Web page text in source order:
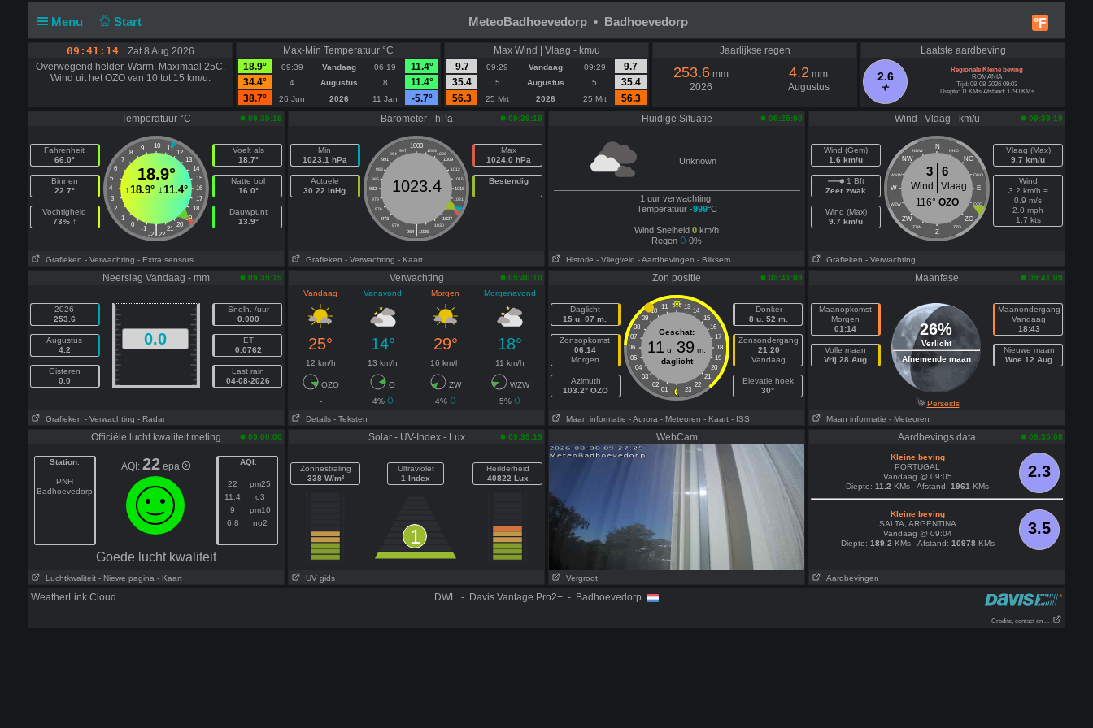
Menu Start °F
MeteoBadhoevedorp • Badhoevedorp
09:41:14
Zat 8 Aug 2026
Overwegend helder. Warm. Maximaal 25C.
Wind uit het OZO van 10 tot 15 km/u.
Max-Min Temperatuur °C
18.9°
09:39 Vandaag 06:19
11.4°
34.4°
4 Augustus 8
11.4°
38.7°
26 Jun 2026 11 Jan -5.7°
Max Wind | Vlaag - km/u
9.7
09:29 Vandaag 09:29
9.7
35.4
5 Augustus 5
35.4
56.3
25 Mrt 2026 25 Mrt 56.3
Jaarlijkse regen
253.6 mm
2026
4.2 mm
Augustus
Laatste aardbeving
2.6
Regionale Kleine beving
ROMANIA
Tijd: 08-08-2026 09:03
Diepte: 11 KMs Afstand: 1790 KMs
Temperatuur °C 09:39:19
Fahrenheit
66.0°
Binnen
22.7°
Vochtigheid
73% ↑
10
9 11
8
12
7
13
6
14
5
15
4
16
3
17
2
18
1
19
0
20
-1 21
|
-2 22
18.9°
↑18.9° ↓11.4°
Voelt als
18.7°
Natte bol
16.0°
Dauwpunt
13.9°
Grafieken - Verwachting - Extra sensors
Barometer - hPa 09:39:19
Min
1023.1 hPa
Actuele
30.22 inHg
1000
997 1003
994
1006
991
1009
988
1012
985
1015
982
1018
979
1021
976
1024
973
1027
970
1030
|
964 1036
1023.4
Max
1024.0 hPa
Bestendig
Grafieken - Verwachting - Kaart
Huidige Situatie 09:25:00
Unknown
1 uur verwachting:
Temperatuur -999°C
Wind Snelheid 0 km/h
Regen
0%
Historie - Vliegveld - Aardbevingen - Bliksem
Wind | Vlaag - km/u 09:39:19
Wind (Gem)
1.6 km/u
1 Bft
Zeer zwak
Wind (Max)
9.7 km/u
N
NNW NNO
NW NO
WNW ONO
W E
WZW OZO
ZW ZO
ZZW ZZO
Z
3 6
Wind
Vlaag
116° OZO
Vlaag (Max)
9.7 km/u
Wind
3.2 km/h =
0.9 m/s
2.0 mph
1.7 kts
Grafieken - Verwachting
Neerslag Vandaag - mm 09:39:19
2026
253.6
Augustus
4.2
Gisteren
0.0
0.0
Snelh. /uur
0.000
ET
0.0762
Last rain
04-08-2026
Grafieken - Verwachting - Radar
Verwachting
09:40:10
Vandaag
Vanavond Morgen Morgenavond
25° 14° 29° 18°
12 km/h 13 km/h 16 km/h 11 km/h
OZO O ZW
WZW
-
4% 4%
5%
Details - Teksten
Zon positie 09:41:09
Daglicht
15 u. 07 m.
Zonsopkomst
06:14
Morgen
Azimuth
103.2° OZO
11 13
10
14
09
15
08
16
07
17
06
18
05
19
04
20
03
21
02
22
01 23
Geschat:
11 u. 39 m.
daglicht
Donker
8 u. 52 m.
Zonsondergang
21:20
Vandaag
Elevatie hoek
30°
Maan informatie - Aurora - Meteoren - Kaart - ISS
Maanfase 09:41:09
Maanopkomst
Morgen
01:14
Volle maan
Vrij 28 Aug
26%
Verlicht
Afnemende maan
Maanondergang
Vandaag
18:43
Nieuwe maan
Woe 12 Aug
Perseids
Maan informatie - Meteoren
Officiële lucht kwaliteit meting 09:00:00
Station:
PNH
Badhoevedorp
AQI: 22 epa AQI:
22
pm25
11.4
o3
9
pm10
6.8
no2
Goede lucht kwaliteit
Luchtkwaliteit - Niewe pagina - Kaart
Solar - UV-Index - Lux 09:39:19
Zonnestraling
338 W/m²
Ultraviolet
1 Index
1
Herlderheid
40822 Lux
UV gids
WebCam
Vergroot
Aardbevings data 09:35:08
2.3
Kleine beving
PORTUGAL
Vandaag @ 09:05
Diepte: 11.2 KMs - Afstand: 1961 KMs
3.5
Kleine beving
SALTA, ARGENTINA
Vandaag @ 09:04
Diepte: 189.2 KMs - Afstand: 10978 KMs
Aardbevingen
WeatherLink Cloud DWL - Davis Vantage Pro2+ - Badhoevedorp
Credits, contact en . . .